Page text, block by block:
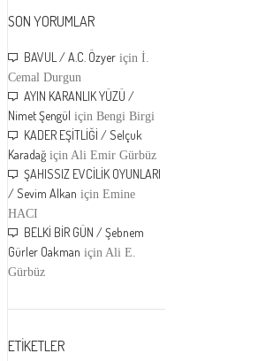
SON YORUMLAR
BAVUL / A.C. Özyer içinİ.
Cemal Durgun
AYIN KARANLIK YÜZÜ /
Nimet Şengül içinBengi Birgi
KADER EŞİTLİĞİ / Selçuk
Karadağ için Ali Emir Gürbüz
ŞAHISSIZ EVCİLİK OYUNLARI
/ Sevim Alkan içinEmine
HACI
BELKİ BİR GÜN / Şebnem
Gürler Oakman için Ali E.
Gürbüz
ETİKETLER